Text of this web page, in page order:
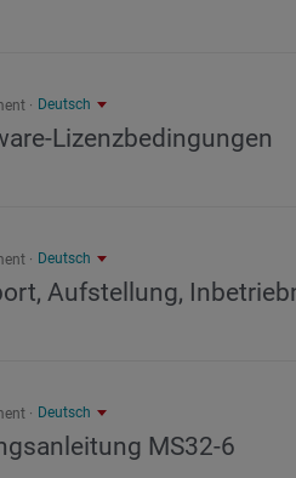
Deutsch
Lizenzbedingungen
Deutsch
Aufstellung,
Deutsch
MS32-6